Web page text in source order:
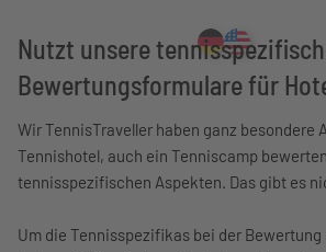
Nutzt unsere
Bewertungsformulare für
Wir TennisTraveller haben ganz besondere
Tennishotel, auch ein Tenniscamp
tennisspezifischen Aspekten. Das gibt es
Um die Tennisspezifikas bei der